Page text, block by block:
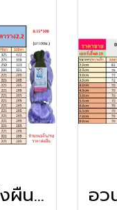
อวนรุมปลิวครึ่งผืน 0.15x100